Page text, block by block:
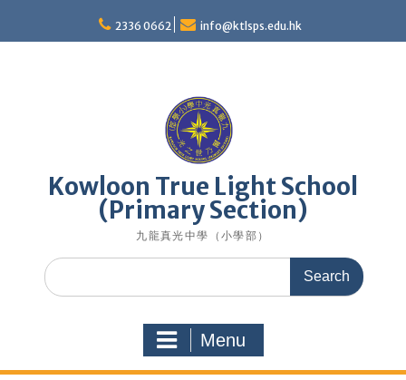
content
2336 0662 info@ktlsps.edu.hk
Kowloon True Light School
(Primary Section)
九龍真光中學（小學部）
Search
for:
Menu